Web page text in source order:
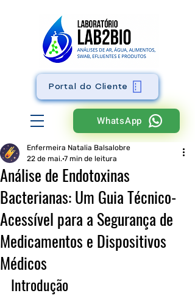
WhatsApp
Portal do Cliente
Análise de Endotoxinas
Bacterianas: Um Guia Técnico-
Acessível para a Segurança de
Medicamentos e Dispositivos
Médicos
Enfermeira Natalia Balsalobre
22 de mai. 7 min de leitura
Introdução